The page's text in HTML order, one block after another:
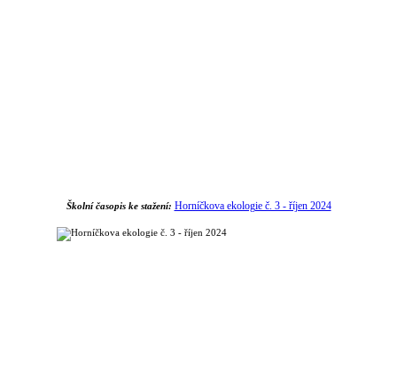
Školní časopis ke stažení: Horníčkova ekologie č. 3 - říjen 2024